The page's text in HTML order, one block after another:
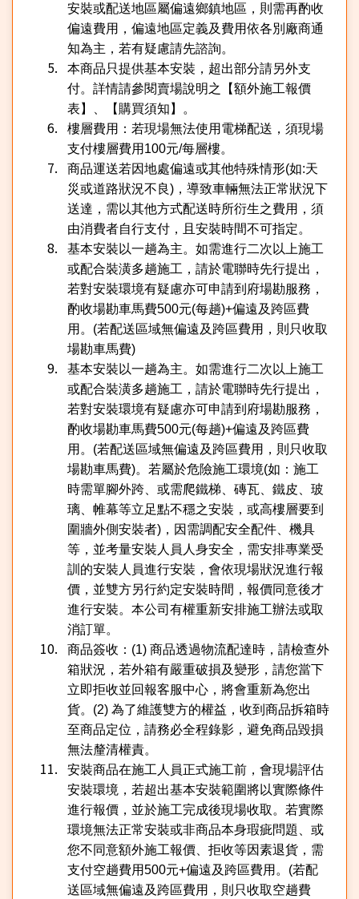
安裝或配送地區屬偏遠鄉鎮地區，則需再酌收
偏遠費用，偏遠地區定義及費用依各別廠商通
知為主，若有疑慮請先諮詢。
本商品只提供基本安裝，超出部分請另外支
付。詳情請參閱賣場說明之【額外施工報價
表】、【購買須知】。
樓層費用：若現場無法使用電梯配送，須現場
支付樓層費用 100元/每層樓。
商品運送若因地處偏遠或其他特殊情形(如:天
災或道路狀況不良) ，導致車輛無法正常狀況下
送達，需以其他方式配送時所衍生之費用，須
由消費者自行支付，且安裝時間不可指定。
基本安裝以一趟為主。如需進行二次以上施工
或配合裝潢多趟施工，請於電聯時先行提出，
若對安裝環境有疑慮亦可申請到府場勘服務，
酌收場勘車馬費500元(每趟)+偏遠及跨區費
用。 (若配送區域無偏遠及跨區費用，則只收取
場勘車馬費)
基本安裝以一趟為主。如需進行二次以上施工
或配合裝潢多趟施工，請於電聯時先行提出，
若對安裝環境有疑慮亦可申請到府場勘服務，
酌收場勘車馬費500元(每趟)+偏遠及跨區費
用。 (若配送區域無偏遠及跨區費用，則只收取
場勘車馬費)。若屬於危險施工環境(如：施工
時需單腳外跨、或需爬鐵梯、磚瓦、鐵皮、玻
璃、帷幕等立足點不穩之安裝，或高樓層要到
圍牆外側安裝者) ，因需調配安全配件、機具
等，並考量安裝人員人身安全，需安排專業受
訓的安裝人員進行安裝，會依現場狀況進行報
價，並雙方另行約定安裝時間，報價同意後才
進行安裝。本公司有權重新安排施工辦法或取
消訂單。
商品簽收： (1) 商品透過物流配達時，請檢查外
箱狀況，若外箱有嚴重破損及變形，請您當下
立即拒收並回報客服中心，將會重新為您出
貨。 (2) 為了維護雙方的權益，收到商品拆箱時
至商品定位，請務必全程錄影，避免商品毀損
無法釐清權責。
安裝商品在施工人員正式施工前，會現場評估
安裝環境，若超出基本安裝範圍將以實際條件
進行報價，並於施工完成後現場收取。若實際
環境無法正常安裝或非商品本身瑕疵問題、或
您不同意額外施工報價、拒收等因素退貨，需
支付空趟費用500元+偏遠及跨區費用。 (若配
送區域無偏遠及跨區費用，則只收取空趟費